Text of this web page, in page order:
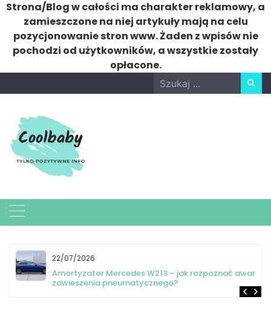
Strona/Blog w całości ma charakter reklamowy, a
zamieszczone na niej artykuły mają na celu
pozycjonowanie stron www. Żaden z wpisów nie
pochodzi od użytkowników, a wszystkie zostały
opłacone.
to
Search
for:
22/07/2026
Amortyzator Mercedes W213 – jak rozpoznać awarię
zawieszenia pneumatycznego?